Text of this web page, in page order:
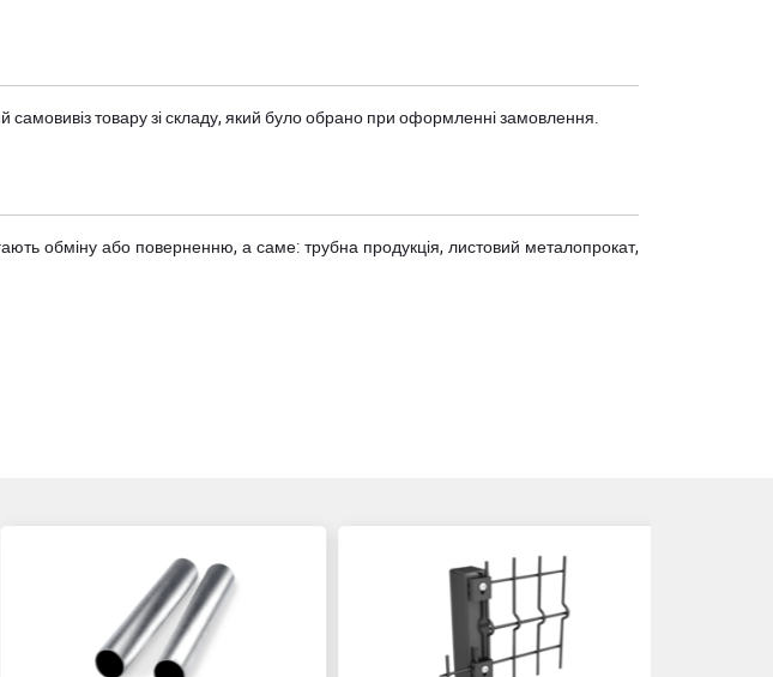
самовивіз товару зі складу, який було обрано при оформленні замовлення.
обміну або поверненню, а саме: трубна продукція, листовий металопрокат,